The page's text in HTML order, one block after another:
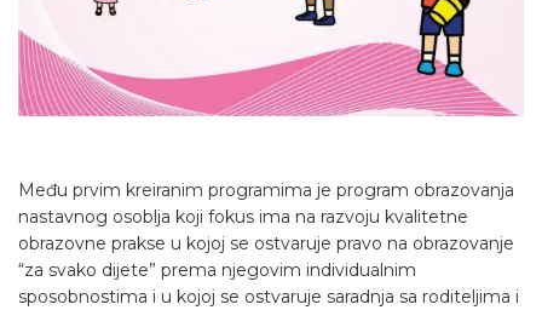
Među prvim kreiranim programima je program obrazovanja
nastavnog osoblja koji fokus ima na razvoju kvalitetne
obrazovne prakse u kojoj se ostvaruje pravo na obrazovanje
“za svako dijete” prema njegovim individualnim
sposobnostima i u kojoj se ostvaruje saradnja sa roditeljima i